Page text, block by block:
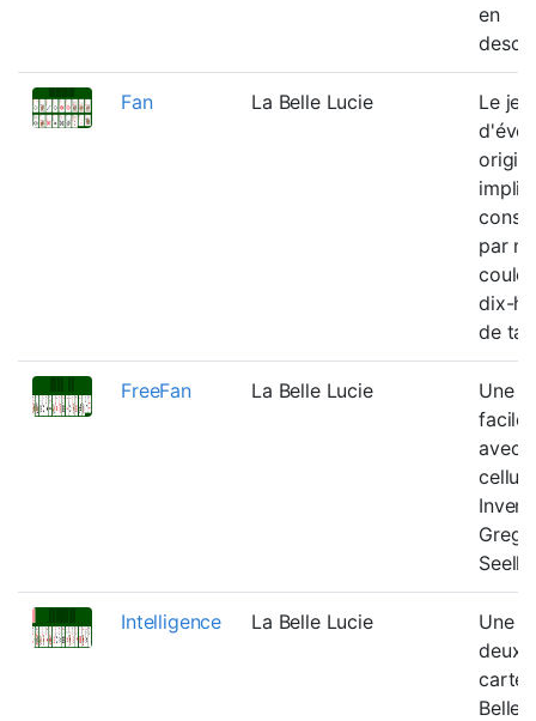
en
Fan La Belle Lucie
Le jeu
par
dix-
de
FreeFan La Belle Lucie
Une
facile
avec
Gregg
Intelligence La Belle Lucie
Une
deux
Belle